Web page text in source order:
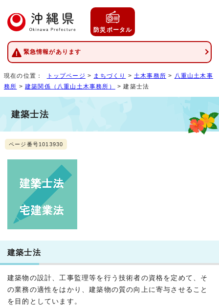
防災ポータル
緊急情報があります
現在の位置： トップページ > まちづくり > 土木事務所 > 八重山土木事
務所 >建築関係（八重山土木事務所） > 建築士法
建築士法
ページ番号1013930
建築士法
建築物の設計、工事監理等を行う技術者の資格を定めて、そ
の業務の適性をはかり、建築物の質の向上に寄与させること
を目的としています。